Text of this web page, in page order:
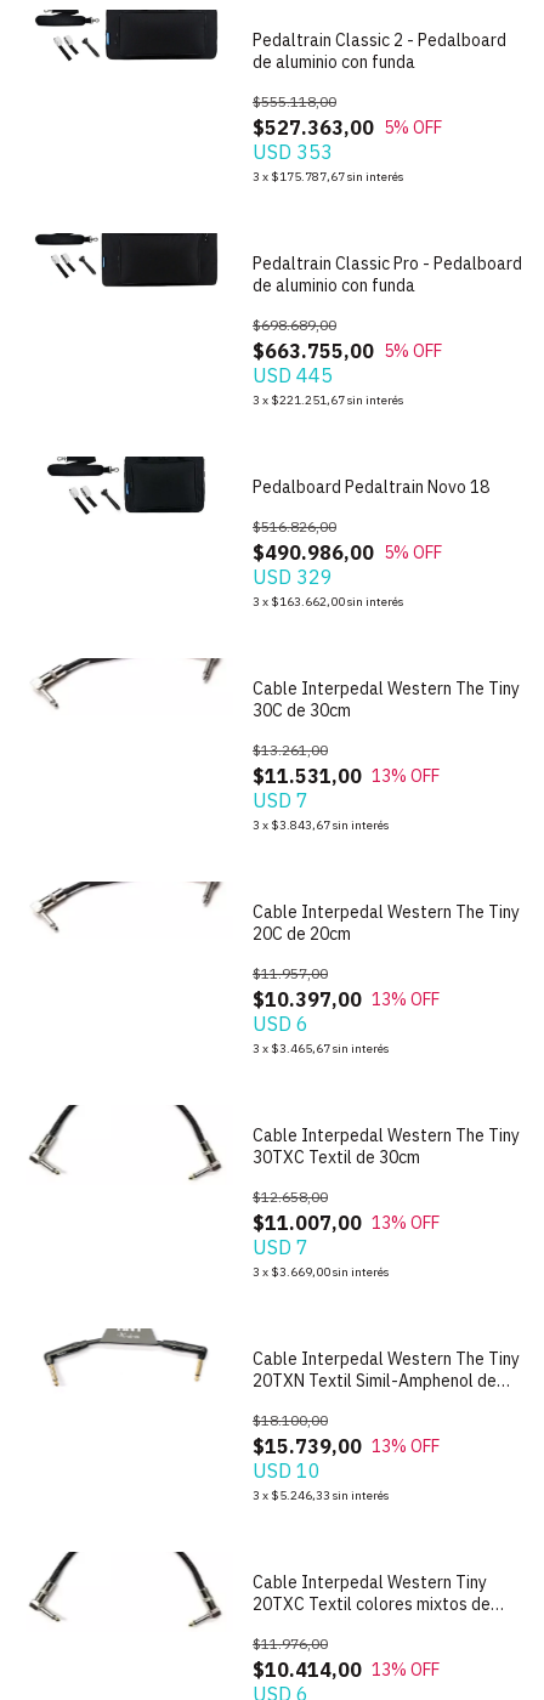
Pedaltrain Classic 2 - Pedalboard
de aluminio con funda
$527.363,00
$555.118,00
5% OFF
USD 353
3 x $175.787,67sin interés
Pedaltrain Classic Pro - Pedalboard
de aluminio con funda
$663.755,00
$698.689,00
5% OFF
USD 445
3 x $221.251,67sin interés
Pedalboard Pedaltrain Novo 18
$490.986,00
$516.826,00
5% OFF
USD 329
3 x $163.662,00sin interés
Cable Interpedal Western The Tiny
30C de 30cm
$11.531,00
$13.261,00
13% OFF
USD 7
3 x $3.843,67sin interés
Cable Interpedal Western The Tiny
20C de 20cm
$10.397,00
$11.957,00
13% OFF
USD 6
3 x $3.465,67sin interés
Cable Interpedal Western The Tiny
30TXC Textil de 30cm
$11.007,00
$12.658,00
13% OFF
USD 7
3 x $3.669,00sin interés
Cable Interpedal Western The Tiny
20TXN Textil Simil-Amphenol de
$15.739,00
$18.100,00
13% OFF
USD 10
3 x $5.246,33 sin interés
Cable Interpedal Western Tiny
20TXC Textil colores mixtos de
$10.414,00
$11.976,00
13% OFF
USD 6